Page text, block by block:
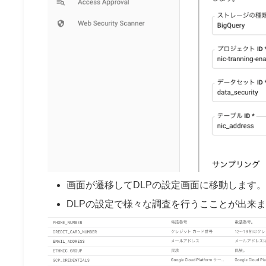
画面が遷移してDLPの設定画面に移動します。
DLPの設定で様々な調査を行うこことが出来